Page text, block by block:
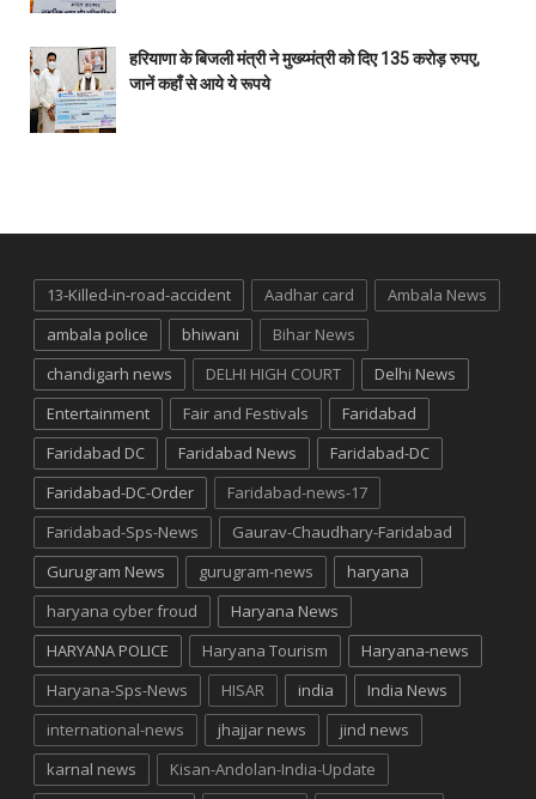
हरियाणा के बिजली मंत्री ने मुख्य्मंत्री को दिए 135 करोड़ रुपए,
जानें कहाँ से आये ये रूपये
13-Killed-in-road-accident Aadhar card
Ambala News
ambala police
bhiwani
Bihar News
chandigarh news
DELHI HIGH COURT
Delhi News
Entertainment
Fair and Festivals
Faridabad
Faridabad DC
Faridabad News
Faridabad-DC
Faridabad-DC-Order
Faridabad-news-17
Faridabad-Sps-News
Gaurav-Chaudhary-Faridabad
Gurugram News
gurugram-news
haryana
haryana cyber froud
Haryana News
HARYANA POLICE
Haryana Tourism
Haryana-news
Haryana-Sps-News
HISAR india
India News
international-news
jhajjar news
jind news
karnal news
Kisan-Andolan-India-Update